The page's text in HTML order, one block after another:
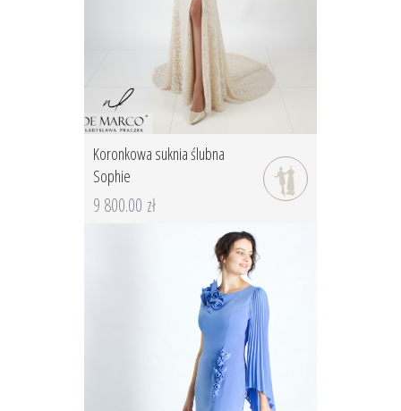
Koronkowa suknia ślubna
Sophie
9 800.00 zł